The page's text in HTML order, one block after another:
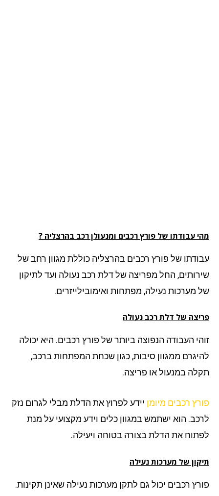
עבודתו של פורץ רכבים ומנעולן רכב בהרצליה ?
של פורץ רכבים בהרצליה כוללת מגוון רחב של
החל מפריצה של דלת רכב נעולה ועד לתיקון
מערכות נעילה, מפתחות ואימובילייזרים.
של דלת רכב נעולה
העבודה הנפוצה ביותר של פורץ רכבים. היא יכולה
ממגוון סיבות, כגון שכחת המפתחות ברכב,
במנעול או פריצה.
רכבים מיומןיידע לפרוץ את הדלת מבלי לגרום נזק
הוא ישתמש במגוון כלים וידע מקצועי על מנת
את הדלת בצורה בטוחה ויעילה.
של מערכות נעילה
רכבים יכול גם לתקן מערכות נעילה שאינן תקינות.